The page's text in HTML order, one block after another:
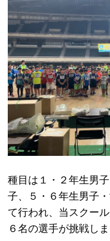
種目は１・２年生男
子、５・６年生男子
て行われ、当スクー
６名の選手が挑戦しま